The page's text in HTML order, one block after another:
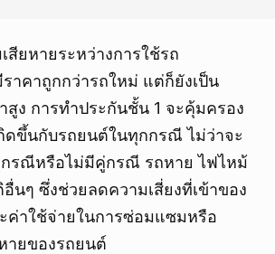
สียหายระหว่างการใช้รถ
าคาถูกกว่ารถใหม่ แต่ก็ยังเป็น
ง การทำประกันชั้น 1 จะคุ้มครอง
ดขึ้นกับรถยนต์ในทุกกรณี ไม่ว่าจะ
กรณีหรือไม่มีคู่กรณี รถหาย ไฟไหม้
นๆ ซึ่งช่วยลดความเสี่ยงที่เข้าของ
ค่าใช้จ่ายในการซ่อมแซมหรือ
ายของรถยนต์